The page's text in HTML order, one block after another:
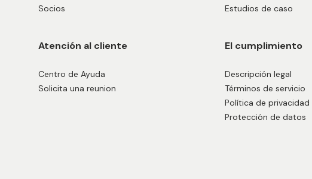
Socios
Atención al cliente
Centro de Ayuda
Solicita una reunion
Estudios de caso
El cumplimiento
Descripción legal
Términos de servicio
Política de privacidad
Protección de datos